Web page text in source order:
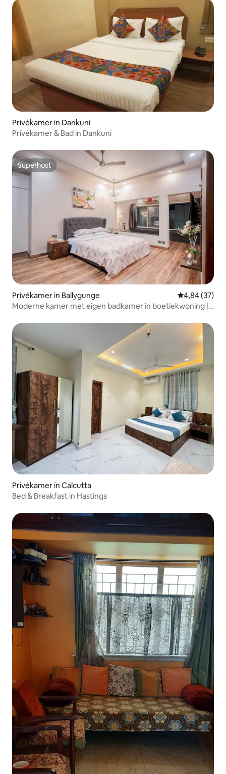
Privékamer in Dankuni
Privékamer & Bad in Dankuni
Superhost
Superhost
Privékamer in Ballygunge Gemiddelde
4,84 (37)
Moderne kamer met eigen badkamer in boetiekwoning |
Privékamer in Calcutta
Bed & Breakfast in Hastings